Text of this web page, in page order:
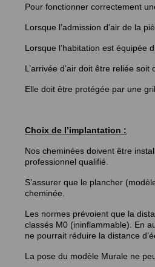
Pour fonctionner correctement
Lorsque l’admission d’air de la
Lorsque l’habitation est équipée
L’arrivée d’air doit être reliée
Elle doit être protégée par une
Choix de l’implantation :
Nos cheminées doivent être
professionnel qualifié.
S’assurer que le plancher
cheminée.
Les normes prévoient que la
classés M0 (ininflammable). En
ne pourrait réduire la distance
La pose du modèle Murale ne